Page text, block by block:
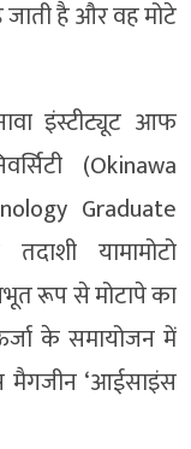
जाती है और वह मोटे
इंस्टीट्यूट आफ
(Okinawa
Graduate
यामामोटो
रूप से मोटापे का
के समायोजन में
मैगजीन ‘आईसाइंस